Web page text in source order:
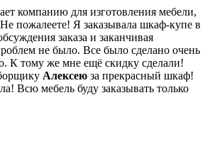
компанию для изготовления мебели,
пожалеете! Я заказывала шкаф-купе в
заказа и заканчивая
не было. Все было сделано очень
К тому же мне ещё скидку сделали!
Алексею за прекрасный шкаф!
Всю мебель буду заказывать только